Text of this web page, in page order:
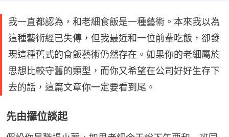
我一直都認為，和老細食飯是一種藝術。本來我以為
這種藝術經已失傳，但我最近和一位前輩吃飯，卻發
現這種舊式的食飯藝術仍然存在。如果你的老細屬於
思想比較守舊的類型，而你又希望在公司好好生存下
去的話，這篇文章你一定要看到尾。
先由攞位談起